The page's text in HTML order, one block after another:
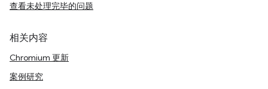
查看未处理完毕的问题
相关内容
Chromium 更新
案例研究